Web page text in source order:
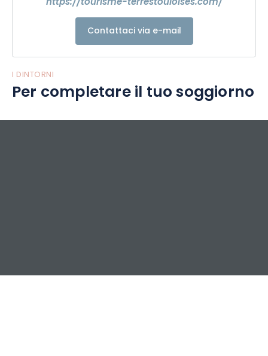
Contattaci via e-mail
I DINTORNI
Per completare il tuo soggiorno